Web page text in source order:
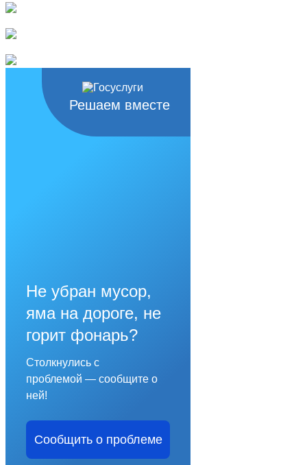
Решаем вместе
Не убран мусор,
яма на дороге, не
горит фонарь?
Столкнулись с
проблемой — сообщите о
ней!
Сообщить о проблеме